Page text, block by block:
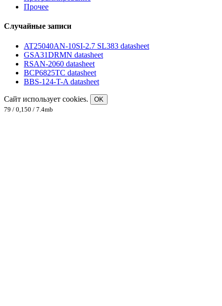
Прочее
Случайные записи
AT25040AN-10SI-2.7 SL383 datasheet
GSA31DRMN datasheet
RSAN-2060 datasheet
BCP6825TC datasheet
BBS-124-T-A datasheet
Сайт использует cookies.
OK
79 / 0,150 / 7.4mb